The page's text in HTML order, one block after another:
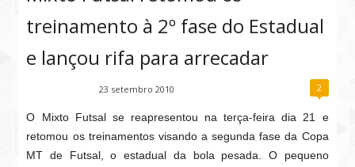
treinamento à 2º fase do Estadual
e lançou rifa para arrecadar
23 setembro 2010 2
O Mixto Futsal se reapresentou na terça-feira dia 21 e
retomou os treinamentos visando a segunda fase da Copa
MT de Futsal, o estadual da bola pesada. O pequeno